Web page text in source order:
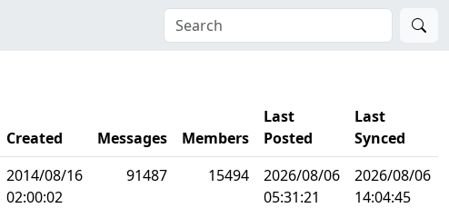
Created Messages Members
Last
Posted
Last
Synced
2014/08/16
02:00:02
91487 15494
2026/08/06
05:31:21
2026/08/06
14:04:45